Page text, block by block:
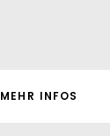
MEHR INFOS